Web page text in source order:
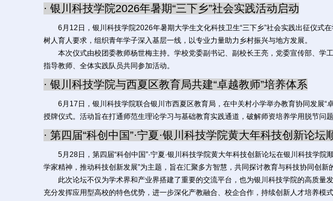
· 银川科技学院2026年暑期“三下乡”社会实践活动启动
6月12日，银川科技学院2026年暑期大学生文化科技卫生“三下乡”社会实践出征仪式
树人育人要求，组织青年学子深入基层一线，以专业力量助力乡村振兴与地方发展。
本次仪式由校团委教师杨世梅主持。学校党委副书记、副校长王亮，党委宣传部、学
指导教师、全体实践队员共同参加活动。
· 银川科技学院与西夏区教育局共建“卓越教师”培养体系
6月17日，银川科技学院联合银川市西夏区教育局，在中关村小学举办教育协同发展“
授牌仪式。活动旨在打通师范生理论学习与基础教育实践通道，破解师资培养学用脱节问
· 第四届“科创中国”·宁夏·银川科技学院黄大年科技创新论坛
5月28日，第四届“科创中国”·宁夏·银川科技学院黄大年科技创新论坛在银川科技学院
学家精神，推动科技创新发展”为主题，旨在汇聚多方智慧，共同探讨教育与科技协同创新
此次论坛不仅为学术界和产业界搭建了重要的交流平台，也为银川科技学院的高质量
充分发挥应用型高校的特色优势，进一步深化产教融合、校企合作，持续创新人才培养模